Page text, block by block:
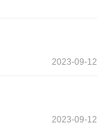
2023-09-12
2023-09-12